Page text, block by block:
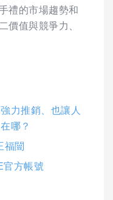
禮的市場趨勢和
價值與競爭力、
力推銷、也讓人
哪？
福闓
官方帳號